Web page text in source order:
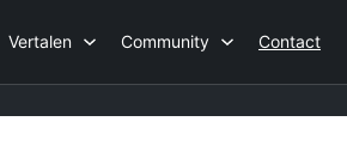
Vertalen Community Contact